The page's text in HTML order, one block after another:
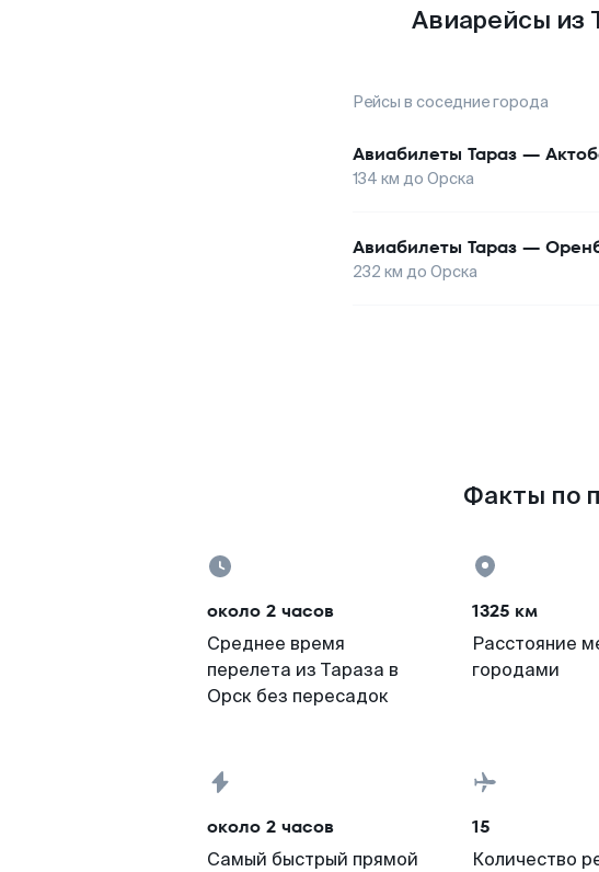
Авиарейсы из
Рейсы в соседние города
Авиабилеты Тараз —
134 км до Орска
Авиабилеты Тараз —
232 км до Орска
Факты по
около 2 часов
Среднее время
перелета из Тараза в
Орск без пересадок
1325 км
Расстояние
городами
около 2 часов
Самый быстрый прямой
15
Количество